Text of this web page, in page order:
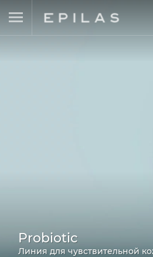
Probiotic
Линия для чувствительной